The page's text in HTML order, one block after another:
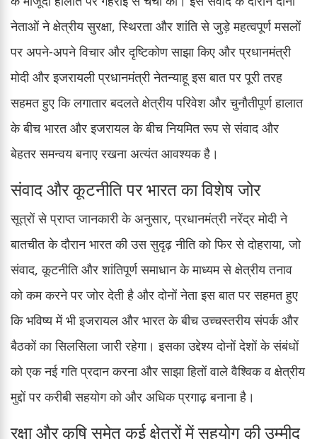
नेताओं ने क्षेत्रीय सुरक्षा, स्थिरता और शांति से जुड़े महत्वपूर्ण मसलों
पर अपने-अपने विचार और दृष्टिकोण साझा किए और प्रधानमंत्री
मोदी और इजरायली प्रधानमंत्री नेतन्याहू इस बात पर पूरी तरह
सहमत हुए कि लगातार बदलते क्षेत्रीय परिवेश और चुनौतीपूर्ण हालात
के बीच भारत और इजरायल के बीच नियमित रूप से संवाद और
बेहतर समन्वय बनाए रखना अत्यंत आवश्यक है।
संवाद और कूटनीति पर भारत का विशेष जोर
सूत्रों से प्राप्त जानकारी के अनुसार, प्रधानमंत्री नरेंद्र मोदी ने
बातचीत के दौरान भारत की उस सुदृढ़ नीति को फिर से दोहराया, जो
संवाद, कूटनीति और शांतिपूर्ण समाधान के माध्यम से क्षेत्रीय तनाव
को कम करने पर जोर देती है और दोनों नेता इस बात पर सहमत हुए
कि भविष्य में भी इजरायल और भारत के बीच उच्चस्तरीय संपर्क और
बैठकों का सिलसिला जारी रहेगा। इसका उद्देश्य दोनों देशों के संबंधों
को एक नई गति प्रदान करना और साझा हितों वाले वैश्विक व क्षेत्रीय
मुद्दों पर करीबी सहयोग को और अधिक प्रगाढ़ बनाना है।
रक्षा और कृषि समेत कई क्षेत्रों में सहयोग की उम्मीद